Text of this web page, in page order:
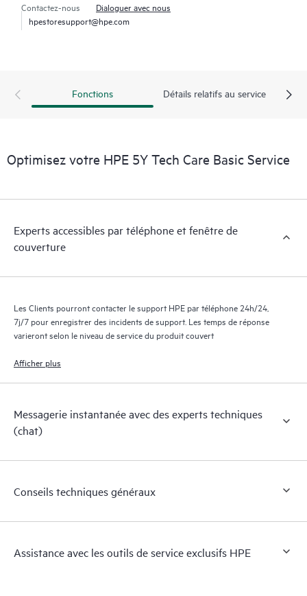
Contactez-nous
Dialoguer avec nous
hpestoresupport@hpe.com
Fonctions Détails relatifs au service
Optimisez votre HPE 5Y Tech Care Basic Service
Experts accessibles par téléphone et fenêtre de
couverture
Les Clients pourront contacter le support HPE par téléphone 24h/24,
7j/7 pour enregistrer des incidents de support. Les temps de réponse
varieront selon le niveau de service du produit couvert
Afficher plus
Messagerie instantanée avec des experts techniques
(chat)
Conseils techniques généraux
Assistance avec les outils de service exclusifs HPE